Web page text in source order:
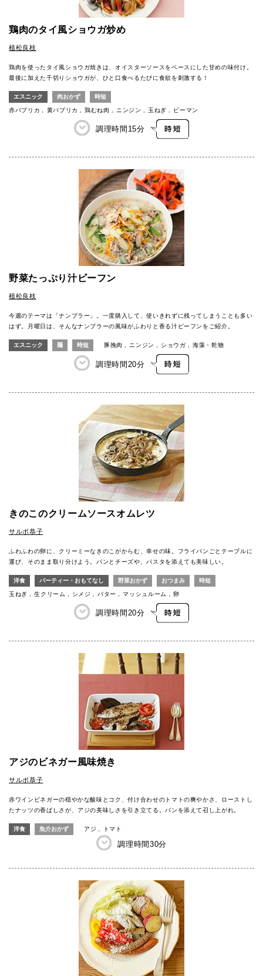
鶏肉のタイ風ショウガ炒め
植松良枝
鶏肉を使ったタイ風ショウガ焼きは、オイスターソースをベースにした甘めの味付け。
最後に加えた千切りショウガが、ひと口食べるたびに食欲を刺激する！
エスニック 肉おかず 時短
赤パプリカ 黄パプリカ 鶏むね肉 ニンジン 玉ねぎ ピーマン
調理時間 15分
野菜たっぷり汁ビーフン
植松良枝
今週のテーマは「ナンプラー」。一度購入して、使いきれずに残ってしまうことも多い
はず。月曜日は、そんなナンプラーの風味がふわりと香る汁ビーフンをご紹介。
エスニック 麺 時短 豚挽肉 ニンジン ショウガ 海藻・乾物
調理時間 20分
きのこのクリームソースオムレツ
サルボ恭子
ふわふわの卵に、クリーミーなきのこがからむ、幸せの味。フライパンごとテーブルに
運び、そのまま取り分けよう。パンとチーズや、パスタを添えても美味しい。
洋食 パーティー・おもてなし 野菜おかず おつまみ 時短
玉ねぎ 生クリーム シメジ バター マッシュルーム 卵
調理時間 20分
アジのビネガー風味焼き
サルボ恭子
赤ワインビネガーの穏やかな酸味とコク、付け合わせのトマトの爽やかさ、ローストし
たナッツの香ばしさが、アジの美味しさを引き立てる。パンを添えて召し上がれ。
洋食 魚介おかず アジ トマト
調理時間30分